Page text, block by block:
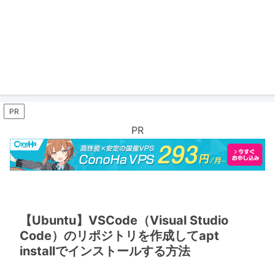
PR
PR
【Ubuntu】VSCode（Visual Studio
Code）のリポジトリを作成してapt
installでインストールする方法